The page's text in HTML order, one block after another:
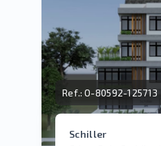
Ref.:O-80592-125713
Schiller